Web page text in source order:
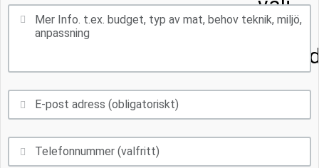
Mån Tis Ons Tor Fre Lör Sön